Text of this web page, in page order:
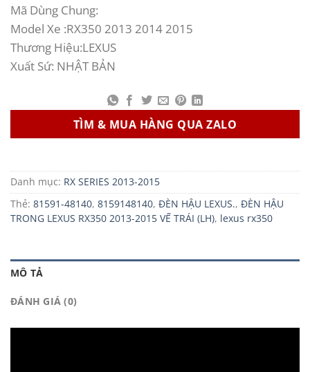
Mã Dùng Chung:
Model Xe :RX350 2013 2014 2015
Thương Hiệu:LEXUS
Xuất Sứ: NHẬT BẢN
TÌM & MUA HÀNG QUA ZALO
Danh mục: RX SERIES 2013-2015
Thẻ: 81591-48140, 8159148140, ĐÈN HẬU LEXUS., ĐÈN HẬU
TRONG LEXUS RX350 2013-2015 VẾ TRÁI (LH), lexus rx350
MÔ TẢ
ĐÁNH GIÁ (0)